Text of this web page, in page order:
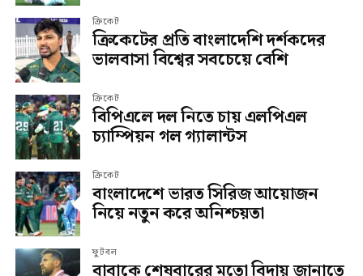
ক্রিকেট
ক্রিকেটের প্রতি বাংলাদেশি দর্শকদের
ভালবাসা বিশ্বের সবচেয়ে বেশি
ক্রিকেট
বিপিএলে দল নিতে চায় এলপিএল
চ্যাম্পিয়ন গল গ্যালান্টস
ক্রিকেট
বাংলাদেশে ভারত সিরিজ আয়োজন
নিয়ে নতুন করে অনিশ্চয়তা
ফুটবল